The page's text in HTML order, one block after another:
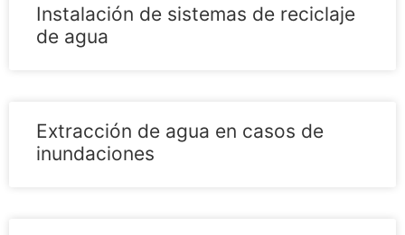
Instalación de sistemas de reciclaje
de agua
Extracción de agua en casos de
inundaciones